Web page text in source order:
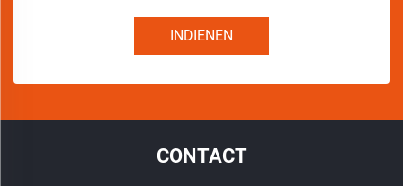
INDIENEN
CONTACT